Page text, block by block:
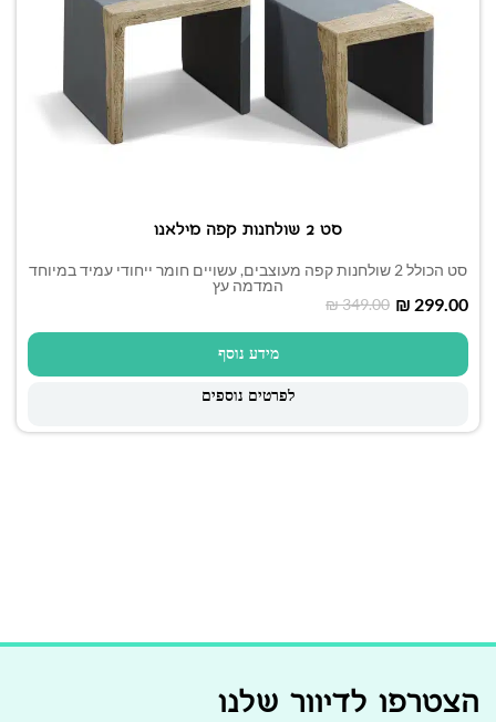
סט 2 שולחנות קפה מילאנו
סט הכולל 2 שולחנות קפה מעוצבים, עשויים חומר ייחודי עמיד במיוחד
המדמה עץ
₪349.00 ₪ 299.00
מידע נוסף
לפרטים נוספים
הצטרפו לדיוור שלנו